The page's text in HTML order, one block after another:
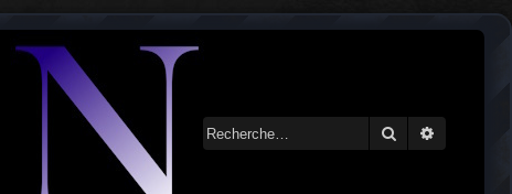
Rechercher